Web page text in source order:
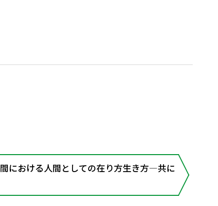
における人間としての在り方生き方―共に